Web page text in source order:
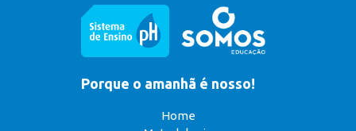
Porque o amanhã é nosso!
Home